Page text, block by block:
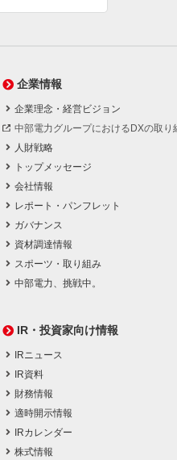
企業情報
企業理念・経営ビジョン
中部電力グループにおけるDXの取り
人財戦略
トップメッセージ
会社情報
レポート・パンフレット
ガバナンス
資材調達情報
スポーツ・取り組み
中部電力、挑戦中。
IR・投資家向け情報
IRニュース
IR資料
財務情報
適時開示情報
IRカレンダー
株式情報